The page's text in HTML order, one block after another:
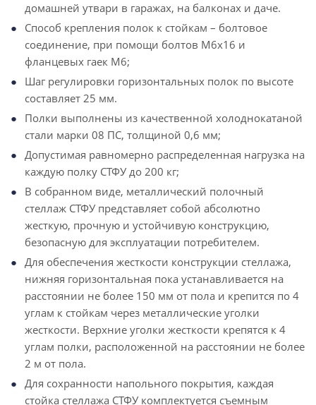
домашней утвари в гаражах, на балконах и даче.
Способ крепления полок к стойкам – болтовое
соединение, при помощи болтов М6х16 и
фланцевых гаек М6;
Шаг регулировки горизонтальных полок по высоте
составляет 25 мм.
Полки выполнены из качественной холоднокатаной
стали марки 08 ПС, толщиной 0,6 мм;
Допустимая равномерно распределенная нагрузка на
каждую полку СТФУ до 200 кг;
В собранном виде, металлический полочный
стеллаж СТФУ представляет собой абсолютно
жесткую, прочную и устойчивую конструкцию,
безопасную для эксплуатации потребителем.
Для обеспечения жесткости конструкции стеллажа,
нижняя горизонтальная пока устанавливается на
расстоянии не более 150 мм от пола и крепится по 4
углам к стойкам через металлические уголки
жесткости. Верхние уголки жесткости крепятся к 4
углам полки, расположенной на расстоянии не более
2 м от пола.
Для сохранности напольного покрытия, каждая
стойка стеллажа СТФУ комплектуется съемным